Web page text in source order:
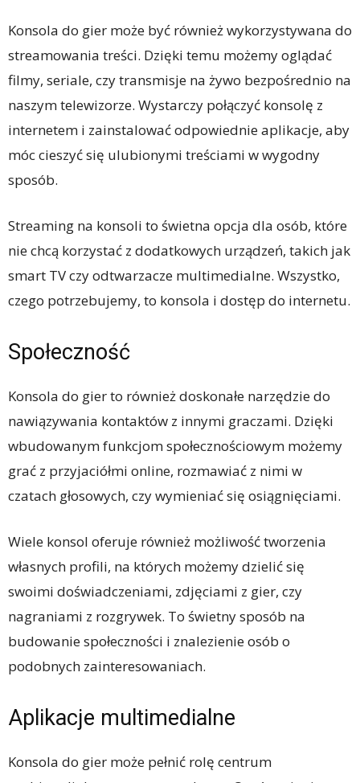
Konsola do gier może być również wykorzystywana do
streamowania treści. Dzięki temu możemy oglądać
filmy, seriale, czy transmisje na żywo bezpośrednio na
naszym telewizorze. Wystarczy połączyć konsolę z
internetem i zainstalować odpowiednie aplikacje, aby
móc cieszyć się ulubionymi treściami w wygodny
sposób.
Streaming na konsoli to świetna opcja dla osób, które
nie chcą korzystać z dodatkowych urządzeń, takich jak
smart TV czy odtwarzacze multimedialne. Wszystko,
czego potrzebujemy, to konsola i dostęp do internetu.
Społeczność
Konsola do gier to również doskonałe narzędzie do
nawiązywania kontaktów z innymi graczami. Dzięki
wbudowanym funkcjom społecznościowym możemy
grać z przyjaciółmi online, rozmawiać z nimi w
czatach głosowych, czy wymieniać się osiągnięciami.
Wiele konsol oferuje również możliwość tworzenia
własnych profili, na których możemy dzielić się
swoimi doświadczeniami, zdjęciami z gier, czy
nagraniami z rozgrywek. To świetny sposób na
budowanie społeczności i znalezienie osób o
podobnych zainteresowaniach.
Aplikacje multimedialne
Konsola do gier może pełnić rolę centrum